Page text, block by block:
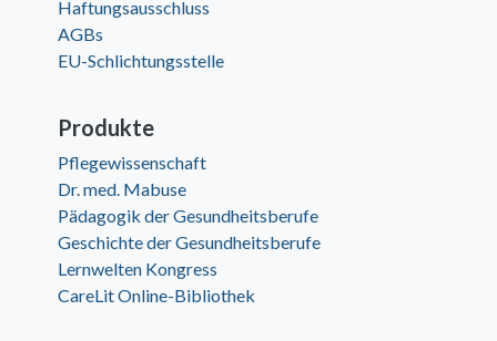
Haftungsausschluss
AGBs
EU-Schlichtungsstelle
Produkte
Pflegewissenschaft
Dr. med. Mabuse
Pädagogik der Gesundheitsberufe
Geschichte der Gesundheitsberufe
Lernwelten Kongress
CareLit Online-Bibliothek